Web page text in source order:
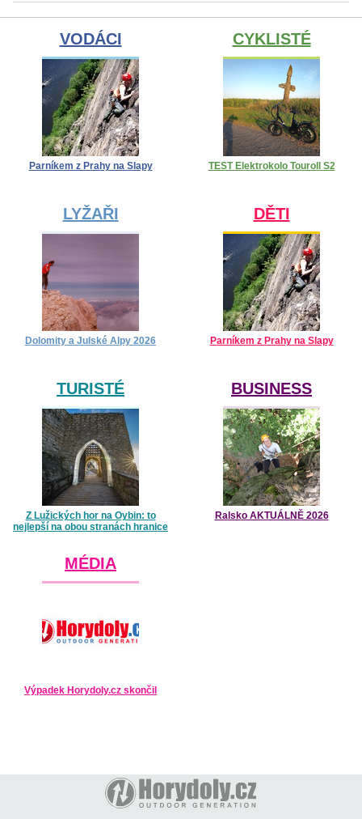
VODÁCI
Parníkem z Prahy na Slapy
CYKLISTÉ
TEST Elektrokolo Touroll S2
LYŽAŘI
Dolomity a Julské Alpy 2026
DĚTI
Parníkem z Prahy na Slapy
TURISTÉ
Z Lužických hor na Oybin: to
nejlepší na obou stranách hranice
BUSINESS
Ralsko AKTUÁLNĚ 2026
MÉDIA
Výpadek Horydoly.cz skončil